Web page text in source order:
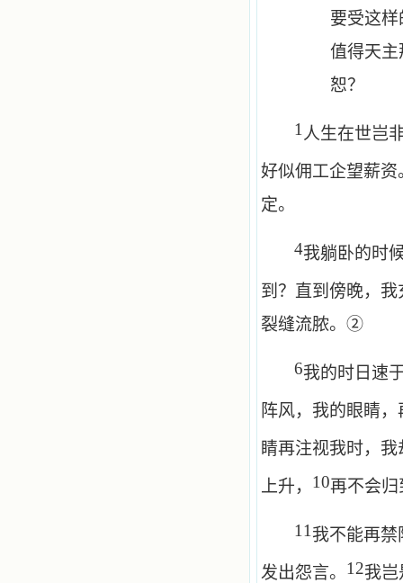
要受这
值得天
恕？
1 人生在世岂
好似佣工企望薪资
定。
4我躺卧的时
到？直到傍晚，
裂缝流脓。②
6我的时日速
阵风，我的眼睛
睛再注视我时，
上升， 10再不会
11 我不能再
发出怨言。 12我